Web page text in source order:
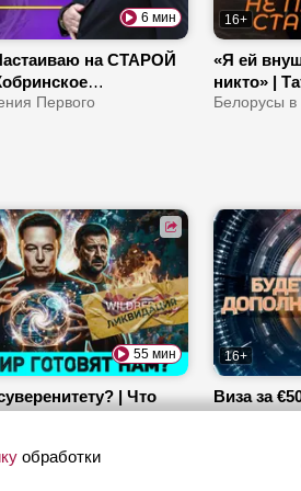
6 мин
на СТАРОЙ
детства с 1962-
Первого
16+
«Я ей
никто» |
и каких
Белорусы в
55 мин
| Что
16+
Виза за
ответит
обработки